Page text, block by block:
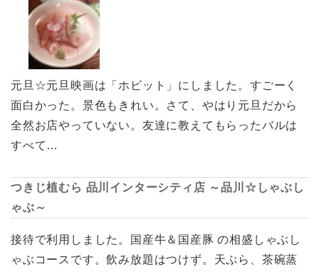
元旦☆元旦映画は「ホビット」にしました。すごーく
面白かった。景色もきれい。さて、やはり元旦だから
全然お店やっていない。友達に教えてもらったバルは
すべて…
つきじ植むら 品川インターシティ店 ～品川☆しゃぶし
ゃぶ～
接待で利用しました。国産牛＆国産豚 の相盛しゃぶし
ゃぶコースです。飲み放題はつけず。天ぷら、茶碗蒸